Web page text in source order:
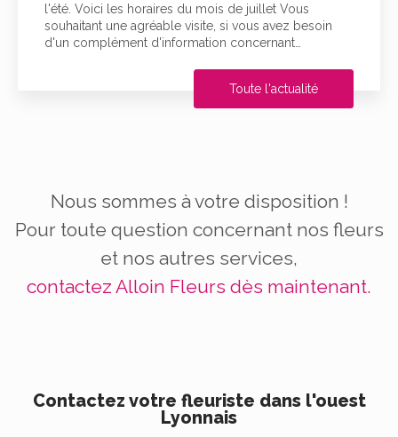
l'été. Voici les horaires du mois de juillet Vous
souhaitant une agréable visite, si vous avez besoin
d'un complément d'information concernant…
Toute l'actualité
Nous sommes à votre disposition !
Pour toute question concernant nos fleurs
et nos autres services,
contactez Alloin Fleurs dès maintenant.
Contactez votre fleuriste dans l'ouest
Lyonnais